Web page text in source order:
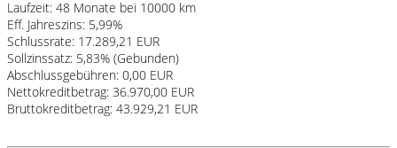
Laufzeit: 48 Monate bei 10000 km
Eff. Jahreszins: 5,99%
Schlussrate: 17.289,21 EUR
Sollzinssatz: 5,83% (Gebunden)
Abschlussgebühren: 0,00 EUR
Nettokreditbetrag: 36.970,00 EUR
Bruttokreditbetrag: 43.929,21 EUR